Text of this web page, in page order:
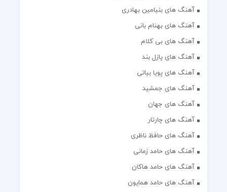
آهنگ های بنیامین بهادری
آهنگ های بهنام بانی
آهنگ های بی کلام
آهنگ های پازل بند
آهنگ های پویا بیاتی
آهنگ های جمشید
آهنگ های جهان
آهنگ های چارتار
آهنگ های حافظ ناظری
آهنگ های حامد زمانی
آهنگ های حامد هاکان
آهنگ های حامد همایون